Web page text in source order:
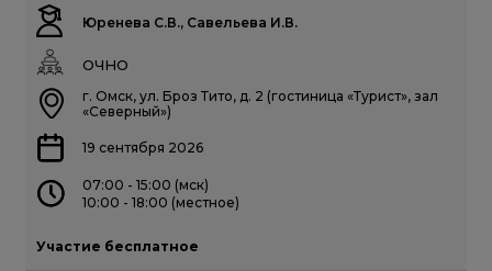
Юренева С.В., Савельева И.В.
ОЧНО
г. Омск, ул. Броз Тито, д. 2 (гостиница «Турист», зал
«Северный»)
19 сентября 2026
07:00 - 15:00 (мск)
10:00 - 18:00 (местное)
Участие бесплатное